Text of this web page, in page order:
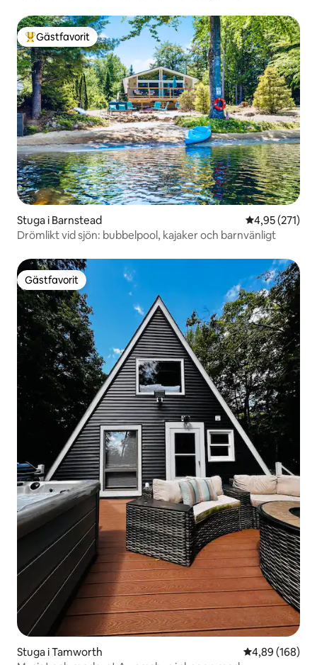
Populär gästfavorit
Gästfavorit
Stuga i Barnstead 4,95 av 5 i
4,95 (271)
Drömlikt vid sjön: bubbelpool, kajaker och barnvänligt
Gästfavorit
Gästfavorit
Stuga i Tamworth 4,89 av 5 i
4,89 (168)